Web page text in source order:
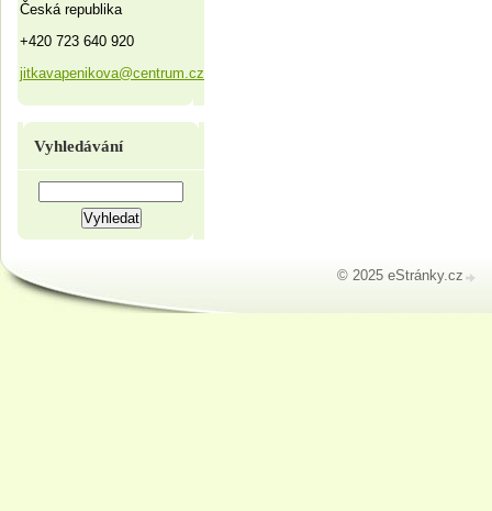
Česká republika
+420 723 640 920
jitkavapenikova@centrum.cz
Vyhledávání
© 2025 eStránky.cz